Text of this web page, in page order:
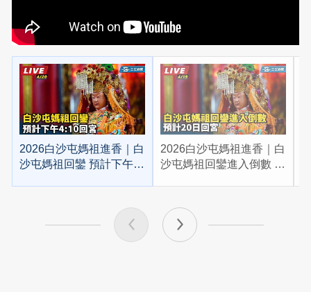
2026白沙屯媽祖進香｜白
沙屯媽祖回鑾 預計下午
2026白沙屯媽祖進香｜白
沙屯媽祖回鑾進入倒數 預